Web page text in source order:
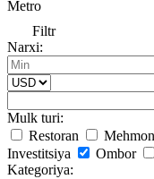
Metro
Filtr
Narxi:
Mulk turi:
Restoran
Investitsiya
Ombor
Kategoriya: